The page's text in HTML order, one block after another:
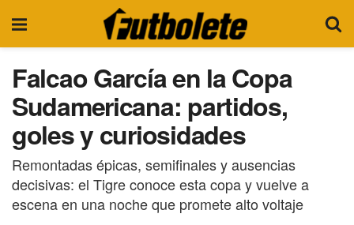
Falcao García en la Copa
Sudamericana: partidos,
goles y curiosidades
Remontadas épicas, semifinales y ausencias
decisivas: el Tigre conoce esta copa y vuelve a
escena en una noche que promete alto voltaje